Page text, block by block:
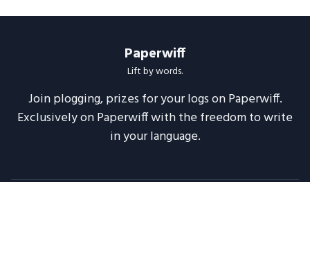
Paperwiff
Lift by words.
Join plogging, prizes for your logs on Paperwiff.
Exclusively on Paperwiff with the freedom to write
in your language.